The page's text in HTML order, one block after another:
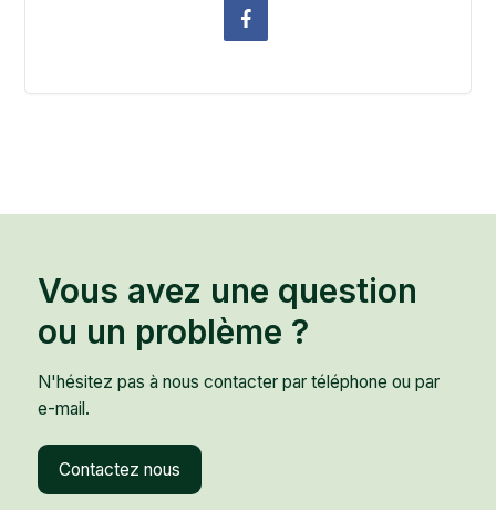
Vous avez une question
ou un problème ?
N'hésitez pas à nous contacter par téléphone ou par
e-mail.
Contactez nous